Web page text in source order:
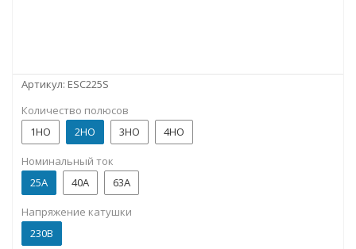
Артикул: ESC225S
Количество полюсов
1НО
2НО 3НО 4НО
Номинальный ток
25А
40А 63А
Напряжение катушки
230В